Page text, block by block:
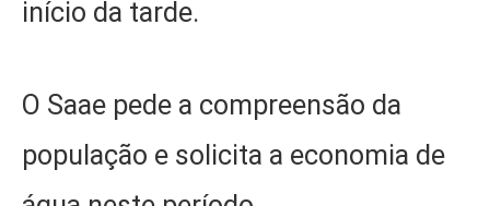
início da tarde.
O Saae pede a compreensão da
população e solicita a economia de